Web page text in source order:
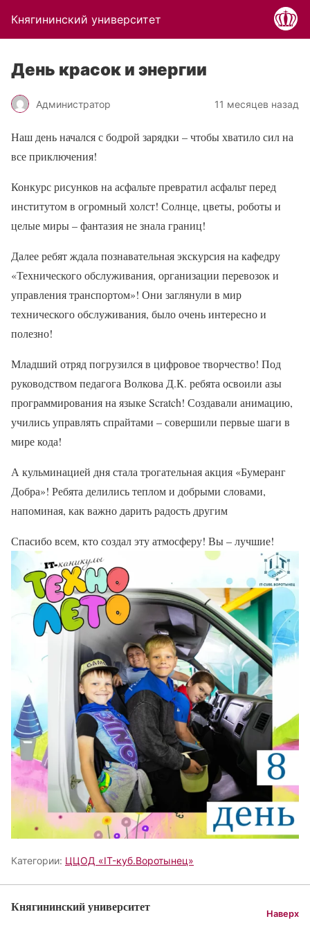
Княгининский университет
День красок и энергии
Администратор 11 месяцев назад
Наш день начался с бодрой зарядки – чтобы хватило сил на
все приключения!
Конкурс рисунков на асфальте превратил асфальт перед
институтом в огромный холст! Солнце, цветы, роботы и
целые миры – фантазия не знала границ!
Далее ребят ждала познавательная экскурсия на кафедру
«Технического обслуживания, организации перевозок и
управления транспортом»! Они заглянули в мир
технического обслуживания, было очень интересно и
полезно!
Младший отряд погрузился в цифровое творчество! Под
руководством педагога Волкова Д.К. ребята освоили азы
программирования на языке Scratch! Создавали анимацию,
учились управлять спрайтами – совершили первые шаги в
мире кода!
А кульминацией дня стала трогательная акция «Бумеранг
Добра»! Ребята делились теплом и добрыми словами,
напоминая, как важно дарить радость другим
Спасибо всем, кто создал эту атмосферу! Вы – лучшие!
Категории: ЦЦОД «IT-куб.Воротынец»
Княгининский университет Наверх